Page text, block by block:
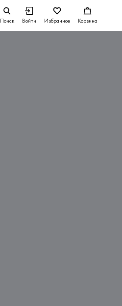
Поиск Войти Избранное Корзина